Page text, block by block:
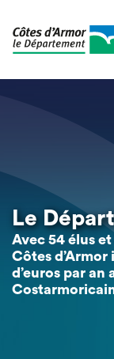
Le
Avec 54 élus
Côtes
d’euros par an